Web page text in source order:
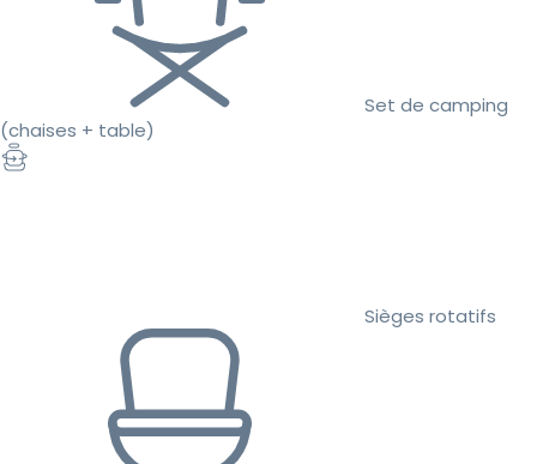
Set de camping
(chaises + table)
Sièges rotatifs